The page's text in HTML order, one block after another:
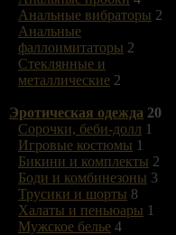
Анальные вибраторы 2
Анальные
фаллоимитаторы 2
Стеклянные и
металлические 2
Эротическая одежда 20
Сорочки, беби-долл 1
Игровые костюмы 1
Бикини и комплекты 2
Боди и комбинезоны 3
Трусики и шорты 8
Халаты и пеньюары 1
Мужское белье 4